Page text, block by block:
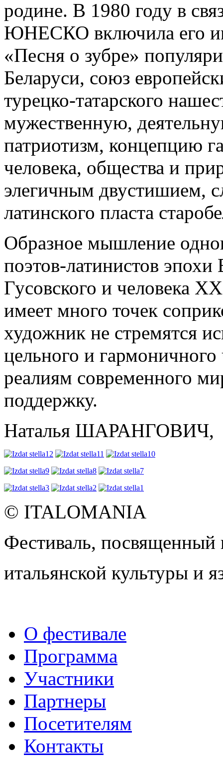
родине. В 1980 году в
ЮНЕСКО включила его
«Песня о зубре»
Беларуси, союз
турецко-татарского
мужественную,
патриотизм, концепцию
человека, общества и
элегичным двустишием,
латинского пласта
Образное мышление
поэтов-латинистов
Гусовского и человека
имеет много точек
художник не стремятся
цельного и
реалиям современного
поддержку.
Наталья ШАРАНГОВИЧ,
© ITALOMANIA
Фестиваль,
итальянской культуры и
О фестивале
Программа
Участники
Партнеры
Посетителям
Контакты